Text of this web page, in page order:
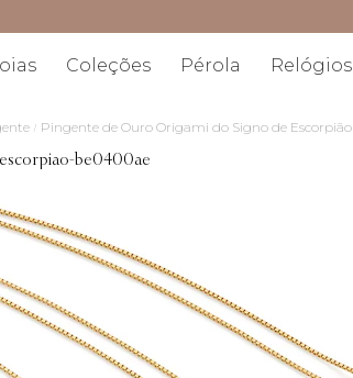
Coleções Pérola Relógios
Pingente de Ouro Origami do Signo de Escorpião